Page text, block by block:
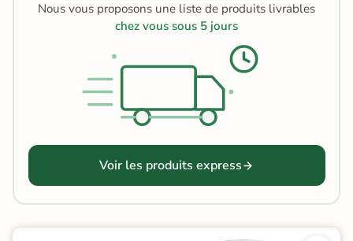
Nous vous proposons une liste de produits livrables
chez vous sous 5 jours
Voir les produits express